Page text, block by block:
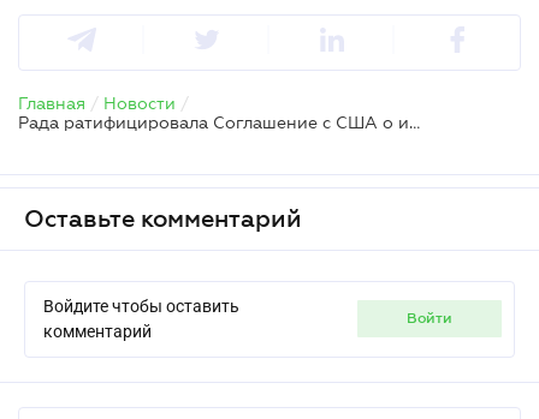
Главная / Новости /
Рада ратифицировала Соглашение с США о ископаемых
Оставьте комментарий
Войдите чтобы оставить
комментарий
войти